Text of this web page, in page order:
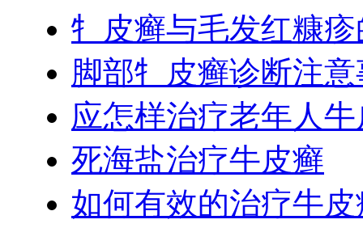
牜皮癣与毛发红糠
脚部牜皮癣诊断注
应怎样治疗老年人
死海盐治疗牛皮癣
如何有效的治疗牛